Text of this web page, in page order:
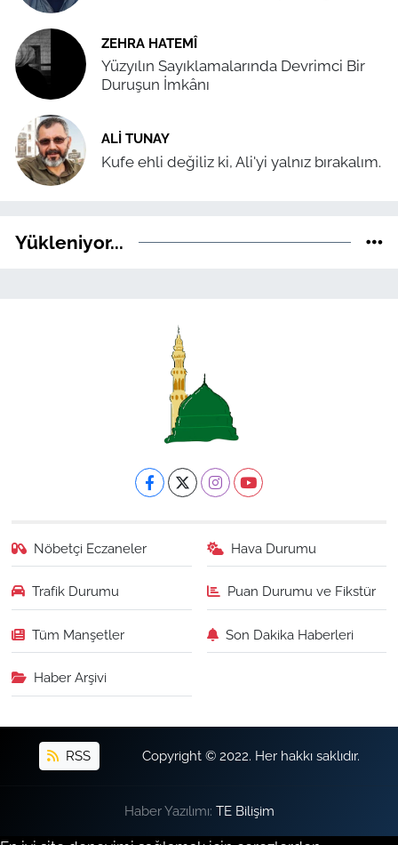
ZEHRA HATEMÎ
Yüzyılın Sayıklamalarında Devrimci Bir
Duruşun İmkânı
ALI TUNAY
Kufe ehli değiliz ki, Ali'yi yalnız bırakalım.
Yükleniyor...
Nöbetçi Eczaneler Hava Durumu
Trafik Durumu Puan Durumu ve Fikstür
Tüm Manşetler Son Dakika Haberleri
Haber Arşivi
RSS Copyright © 2022. Her hakkı saklıdır.
Haber Yazılımı: TE Bilişim